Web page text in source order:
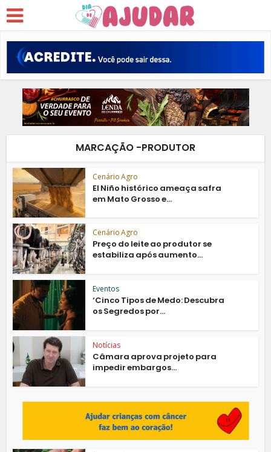
MARCAÇÃO -PRODUTOR
Cenário Agro
El Niño histórico ameaça safra
em Mato Grosso e...
Cenário Agro
Preço do leite ao produtor se
estabiliza após aumento...
Eventos
‘Cinco Tipos de Medo: Descubra
os Segredos por...
Notícias
Câmara aprova projeto para
impedir embargos...